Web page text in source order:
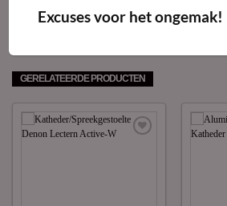
GERELATEERDE PRODUCTEN
Excuses voor het ongemak!